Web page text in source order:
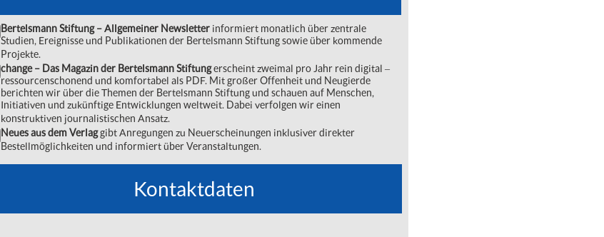
Bertelsmann Stiftung – Allgemeiner Newsletter informiert monatlich über zentrale
Studien, Ereignisse und Publikationen der Bertelsmann Stiftung sowie über kommende
Projekte.
change – Das Magazin der Bertelsmann Stiftungerscheint zweimal pro Jahr rein digital ‒
ressourcenschonend und komfortabel als PDF. Mit großer Offenheit und Neugierde
berichten wir über die Themen der Bertelsmann Stiftung und schauen auf Menschen,
Initiativen und zukünftige Entwicklungen weltweit. Dabei verfolgen wir einen
konstruktiven journalistischen Ansatz.
Neues aus dem Verlaggibt Anregungen zu Neuerscheinungen inklusiver direkter
Bestellmöglichkeiten und informiert über Veranstaltungen.
Kontaktdaten